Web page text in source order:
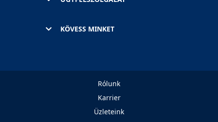
KÖVESS MINKET
Rólunk
Karrier
Üzleteink